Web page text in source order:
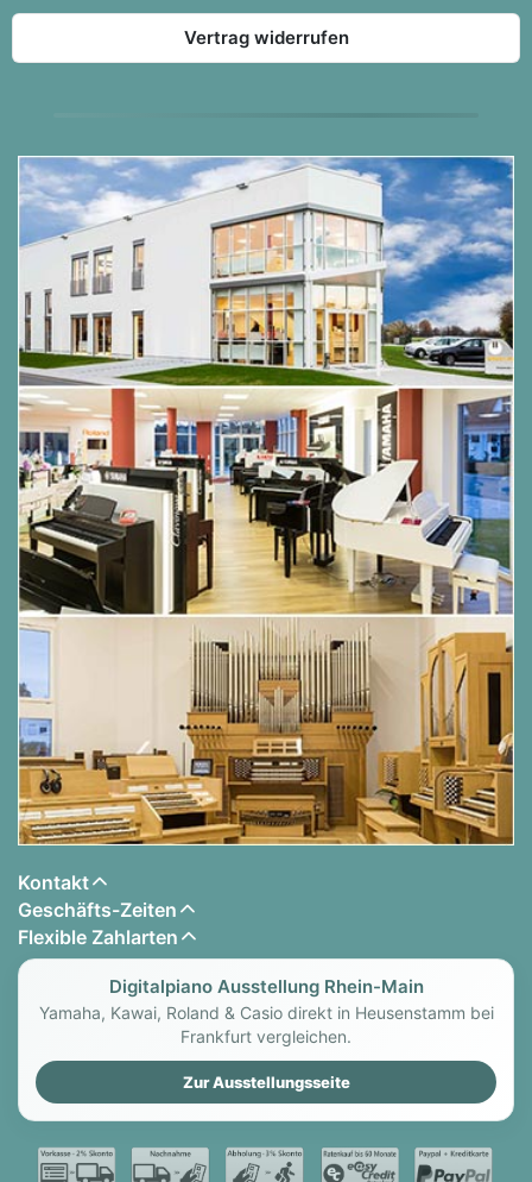
Vertrag widerrufen
Kontakt
Geschäfts-Zeiten
Flexible Zahlarten
Digitalpiano Ausstellung Rhein-Main
Yamaha, Kawai, Roland & Casio direkt in Heusenstamm bei
Frankfurt vergleichen.
Zur Ausstellungsseite